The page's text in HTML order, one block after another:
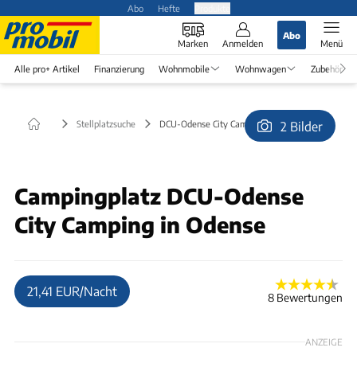
Abo Hefte
Marken Anmelden
Abo
Menü
Alle pro+ Artikel Finanzierung Wohnmobile Wohnwagen Zubehör
Stellplatzsuche DCU-Odense City Camping in Odense
2 Bilder
Campingplatz DCU-Odense
City Camping in Odense
21,41 EUR/Nacht 8 Bewertungen
ANZEIGE